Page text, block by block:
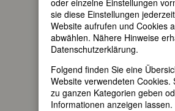
KLINK
nur in
oder einzelne Einstellungen
sie diese Einstellungen
Website aufrufen und Cookies
abwählen. Nähere Hinweise
Datenschutzerklärung.
Folgend finden Sie eine
Website verwendeten
zu ganzen Kategorien geben
Informationen anzeigen lassen.